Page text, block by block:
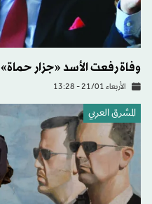
وفاة رفعت الأسد «جزار حماة»
الأربعاء 21/01 - 13:28
المشرق العربي